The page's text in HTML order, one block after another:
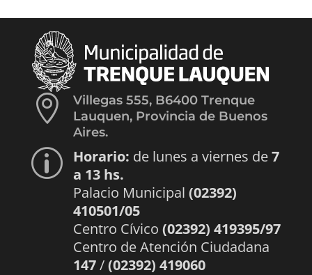

Villegas 555, B6400 Trenque
Lauquen, Provincia de Buenos
Aires.
p Horario: de lunes a viernes de7
a 13 hs.
Palacio Municipal (02392)
410501/05
Centro Cívico (02392) 419395/97
Centro de Atención Ciudadana
147/(02392) 419060